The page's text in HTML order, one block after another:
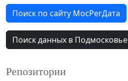
Поиск по сайту МосРегДата
Поиск данных в Подмосковье
Репозитории